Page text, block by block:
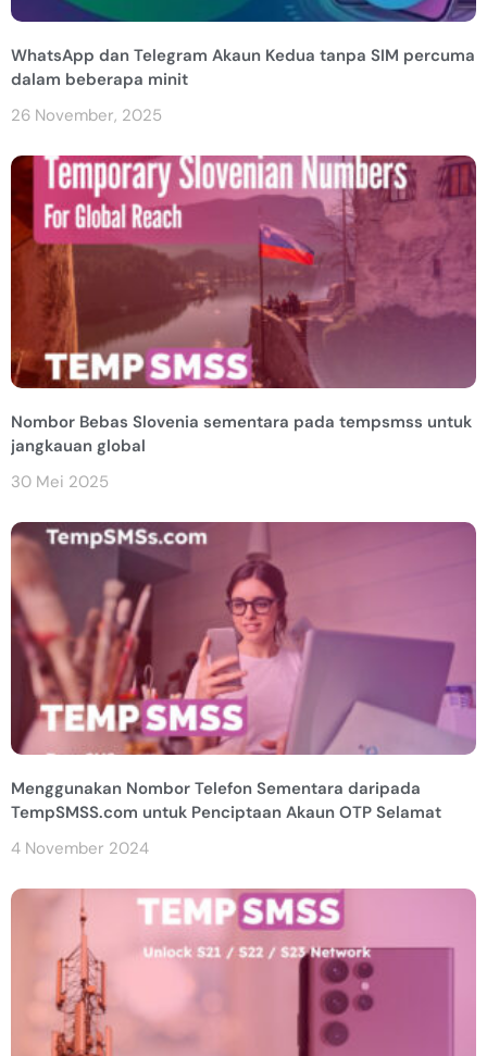
WhatsApp dan Telegram Akaun Kedua tanpa SIM percuma
dalam beberapa minit
26 November, 2025
Nombor Bebas Slovenia sementara pada tempsmss untuk
jangkauan global
30 Mei 2025
Menggunakan Nombor Telefon Sementara daripada
TempSMSS.com untuk Penciptaan Akaun OTP Selamat
4 November 2024